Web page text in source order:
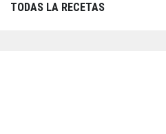
TODAS LA RECETAS